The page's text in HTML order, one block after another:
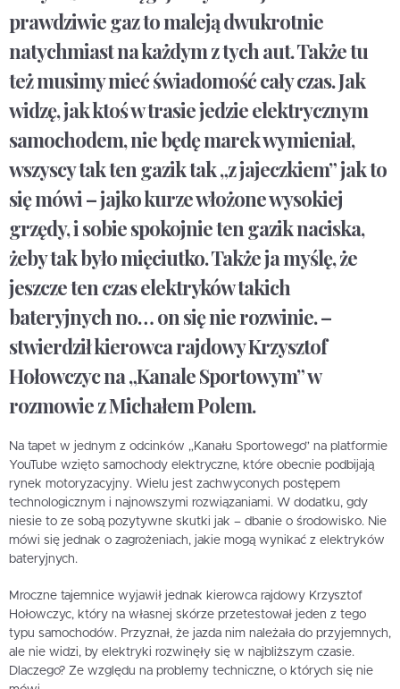
prawdziwie gaz to maleją dwukrotnie
natychmiast na każdym z tych aut. Także tu
też musimy mieć świadomość cały czas. Jak
widzę, jak ktoś w trasie jedzie elektrycznym
samochodem, nie będę marek wymieniał,
wszyscy tak ten gazik tak „z jajeczkiem” jak to
się mówi – jajko kurze włożone wysokiej
grzędy, i sobie spokojnie ten gazik naciska,
żeby tak było mięciutko. Także ja myślę, że
jeszcze ten czas elektryków takich
bateryjnych no… on się nie rozwinie. –
stwierdził kierowca rajdowy Krzysztof
Hołowczyc na „Kanale Sportowym” w
rozmowie z Michałem Polem.
Na tapet w jednym z odcinków „Kanału Sportowego” na platformie
YouTube wzięto samochody elektryczne, które obecnie podbijają
rynek motoryzacyjny. Wielu jest zachwyconych postępem
technologicznym i najnowszymi rozwiązaniami. W dodatku, gdy
niesie to ze sobą pozytywne skutki jak – dbanie o środowisko. Nie
mówi się jednak o zagrożeniach, jakie mogą wynikać z elektryków
bateryjnych.
Mroczne tajemnice wyjawił jednak kierowca rajdowy Krzysztof
Hołowczyc, który na własnej skórze przetestował jeden z tego
typu samochodów. Przyznał, że jazda nim należała do przyjemnych,
ale nie widzi, by elektryki rozwinęły się w najbliższym czasie.
Dlaczego? Ze względu na problemy techniczne, o których się nie